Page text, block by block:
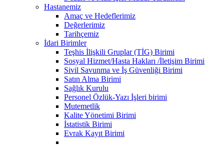
Hastanemiz
Amaç ve Hedeflerimiz
Değerlerimiz
Tarihçemiz
İdari Birimler
Teşhis İlişkili Gruplar (TİG) Birimi
Sosyal Hizmet/Hasta Hakları /İletişim Birimi
Sivil Savunma ve İş Güvenliği Birimi
Satın Alma Birimi
Sağlık Kurulu
Personel Özlük-Yazı İşleri birimi
Mutemetlik
Kalite Yönetimi Birimi
İstatistik Birimi
Evrak Kayıt Birimi